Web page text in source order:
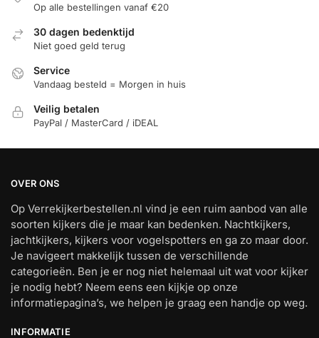
Op alle bestellingen vanaf €20
30 dagen bedenktijd
Niet goed geld terug
Service
Vandaag besteld = Morgen in huis
Veilig betalen
PayPal / MasterCard / iDEAL
OVER ONS
Op Verrekijkerbestellen.nl vind je een ruim aanbod van alle
soorten kijkers die je maar kan bedenken. Nachtkijkers,
jachtkijkers, kijkers voor vogelspotters en ga zo maar door.
Je navigeert makkelijk tussen de verschillende
categorieën. Ben je er nog niet helemaal uit wat voor kijker
je nodig hebt? Neem eens een kijkje op onze
informatiepagina’s, we helpen je graag een handje op weg.
INFORMATIE